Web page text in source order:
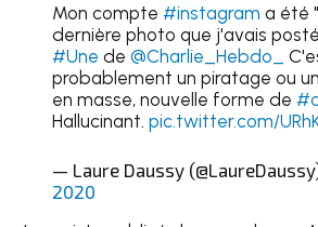
Mon compte #instagram a été
dernière photo que j'avais
#Une de @Charlie_Hebdo_
probablement un piratage ou
en masse, nouvelle forme de
Hallucinant. pic.twitter.com/
— Laure Daussy
2020